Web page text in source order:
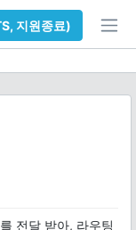
지원종료)
를 전달 받아, 라우팅